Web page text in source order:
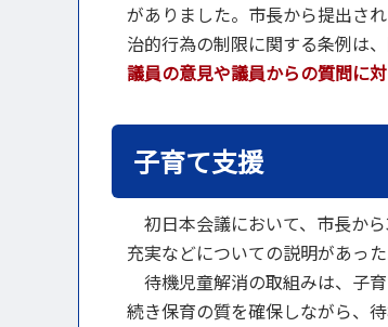
がありました。市長から提出さ
治的行為の制限に関する条例は
議員の意見や議員からの質問に
子育て支援
初日本会議において、市長か
充実などについての説明があった
待機児童解消の取組みは、子
続き保育の質を確保しながら、